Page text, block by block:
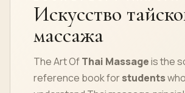
ЗАБРОНИРОВАТЬ КУРС
ПОСМОТРЕТЬ ЦЕНЫ